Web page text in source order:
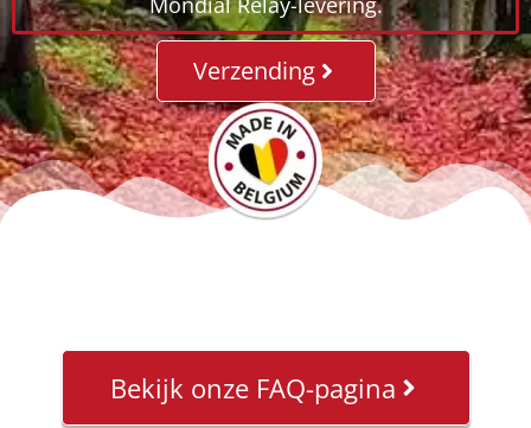
Verzending
Bekijk onze FAQ-pagina